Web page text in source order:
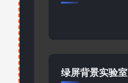
绿屏背景实验室